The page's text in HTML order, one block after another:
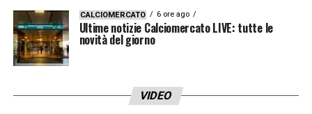
CALCIOMERCATO 6 ore ago
Ultime notizie Calciomercato LIVE: tutte le
novità del giorno
VIDEO